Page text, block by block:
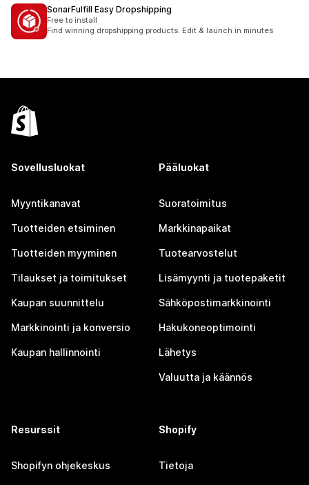
SonarFulfill Easy Dropshipping
Free to install
Find winning dropshipping products. Edit & launch in minutes
Sovellusluokat
Myyntikanavat
Tuotteiden etsiminen
Tuotteiden myyminen
Tilaukset ja toimitukset
Kaupan suunnittelu
Markkinointi ja konversio
Kaupan hallinnointi
Pääluokat
Suoratoimitus
Markkinapaikat
Tuotearvostelut
Lisämyynti ja tuotepaketit
Sähköpostimarkkinointi
Hakukoneoptimointi
Lähetys
Valuutta ja käännös
Resurssit
Shopifyn ohjekeskus
Shopify
Tietoja